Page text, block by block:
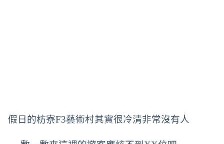
假日的枋寮F3藝術村其實很冷清非常沒有人